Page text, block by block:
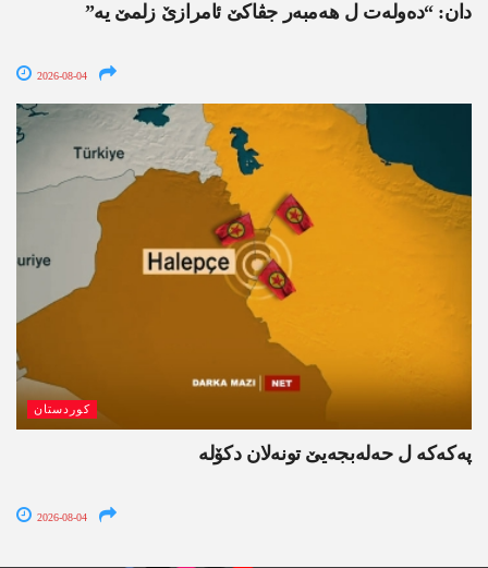
دان: “دەولەت ل ھەمبەر جڤاکێ ئامرازێ زلمێ یە”
2026-08-04
کوردستان
پەکەکە ل حەلەبجەیێ تونەلان دکۆلە
2026-08-04